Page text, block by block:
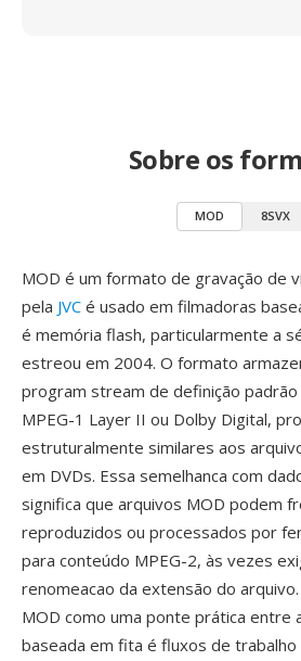
Sobre os
MOD 8SVX
MOD é um formato de gravação de
pela JVC é usado em filmadoras
é memória flash, particularmente a
estreou em 2004. O formato
program stream de definição
MPEG-1 Layer II ou Dolby Digital,
estruturalmente similares aos
em DVDs. Essa semelhanca com
significa que arquivos MOD podem
reproduzidos ou processados por
para conteúdo MPEG-2, às vezes
renomeacao da extensão do arquivo.
MOD como uma ponte prática entre
baseada em fita é fluxos de